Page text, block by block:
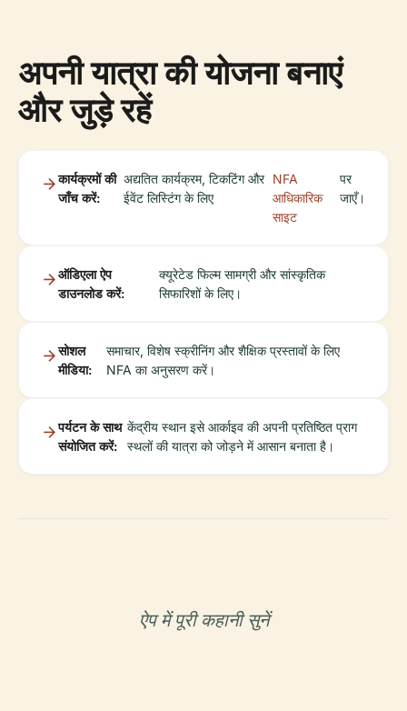
अपनी यात्रा की योजना बनाएं
और जुड़े रहें
कार्यक्रमों की
जाँच करें:
अद्यतित कार्यक्रम, टिकटिंग और
ईवेंट लिस्टिंग के लिए
NFA
आधिकारिक
साइट
पर
जाएँ।
ऑडिएला ऐप
डाउनलोड करें:
क्यूरेटेड फिल्म सामग्री और सांस्कृतिक
सिफारिशों के लिए।
सोशल
मीडिया:
समाचार, विशेष स्क्रीनिंग और शैक्षिक प्रस्तावों के लिए
NFA का अनुसरण करें।
पर्यटन के साथ
संयोजित करें:
केंद्रीय स्थान इसे आर्काइव की अपनी प्रतिष्ठित प्राग
स्थलों की यात्रा को जोड़ने में आसान बनाता है।
ऐप में पूरी कहानी सुनें